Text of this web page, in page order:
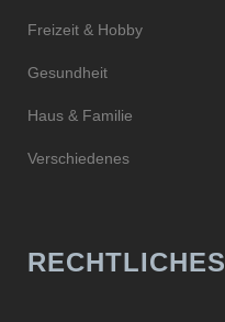
Freizeit & Hobby
Gesundheit
Haus & Familie
Verschiedenes
RECHTLICHES